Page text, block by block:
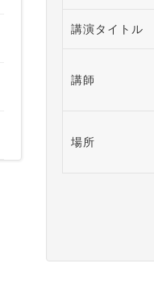
講演タイトル
講師
場所